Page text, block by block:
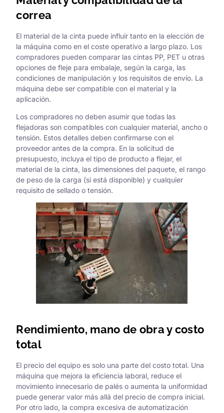
correa
El material de la cinta puede influir tanto en la elección de
la máquina como en el coste operativo a largo plazo. Los
compradores pueden comparar las cintas PP, PET u otras
opciones de fleje para embalaje, según la carga, las
condiciones de manipulación y los requisitos de envío. La
máquina debe ser compatible con el material y la
aplicación.
Los compradores no deben asumir que todas las
flejadoras son compatibles con cualquier material, ancho o
tensión. Estos detalles deben confirmarse con el
proveedor antes de la compra. En la solicitud de
presupuesto, incluya el tipo de producto a flejar, el
material de la cinta, las dimensiones del paquete, el rango
de peso de la carga (si está disponible) y cualquier
requisito de sellado o tensión.
Rendimiento, mano de obra y costo
total
El precio del equipo es solo una parte del costo total. Una
máquina que mejora la eficiencia laboral, reduce el
movimiento innecesario de palés o aumenta la uniformidad
puede generar valor más allá del precio de compra inicial.
Por otro lado, la compra excesiva de automatización